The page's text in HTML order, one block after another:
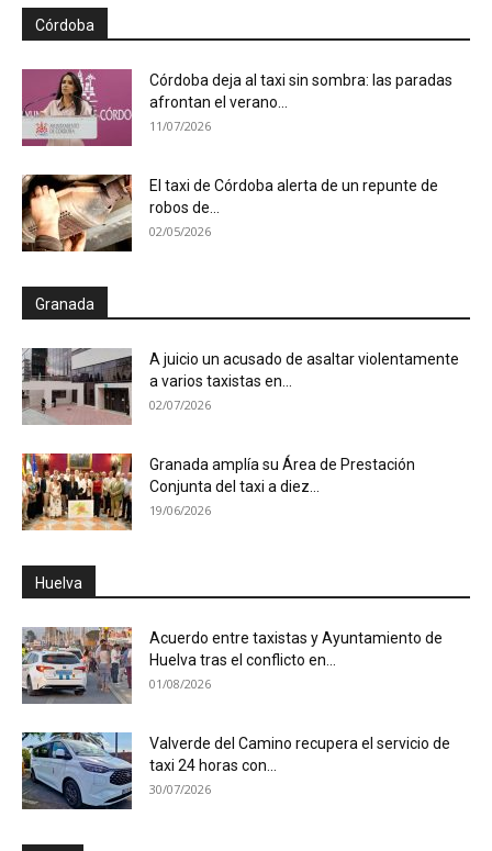
Córdoba
Córdoba deja al taxi sin sombra: las paradas
afrontan el verano...
11/07/2026
El taxi de Córdoba alerta de un repunte de
robos de...
02/05/2026
Granada
A juicio un acusado de asaltar violentamente
a varios taxistas en...
02/07/2026
Granada amplía su Área de Prestación
Conjunta del taxi a diez...
19/06/2026
Huelva
Acuerdo entre taxistas y Ayuntamiento de
Huelva tras el conflicto en...
01/08/2026
Valverde del Camino recupera el servicio de
taxi 24 horas con...
30/07/2026